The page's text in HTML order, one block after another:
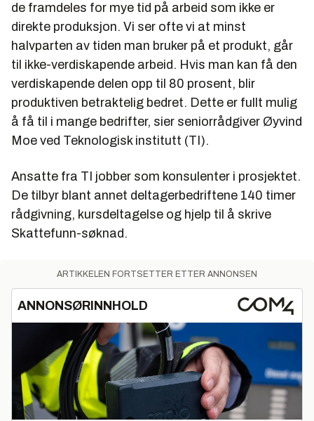
de framdeles for mye tid på arbeid som ikke er
direkte produksjon. Vi ser ofte vi at minst
halvparten av tiden man bruker på et produkt, går
til ikke-verdiskapende arbeid. Hvis man kan få den
verdiskapende delen opp til 80 prosent, blir
produktiven betraktelig bedret. Dette er fullt mulig
å få til i mange bedrifter, sier seniorrådgiver Øyvind
Moe ved Teknologisk institutt (TI).
Ansatte fra TI jobber som konsulenter i prosjektet.
De tilbyr blant annet deltagerbedriftene 140 timer
rådgivning, kursdeltagelse og hjelp til å skrive
Skattefunn-søknad.
ARTIKKELEN FORTSETTER ETTER ANNONSEN
ANNONSØRINNHOLD